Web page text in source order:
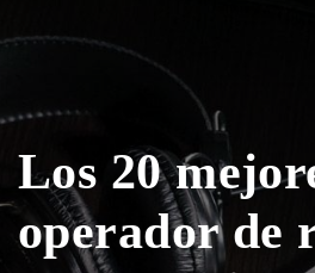
Los 20
operador de